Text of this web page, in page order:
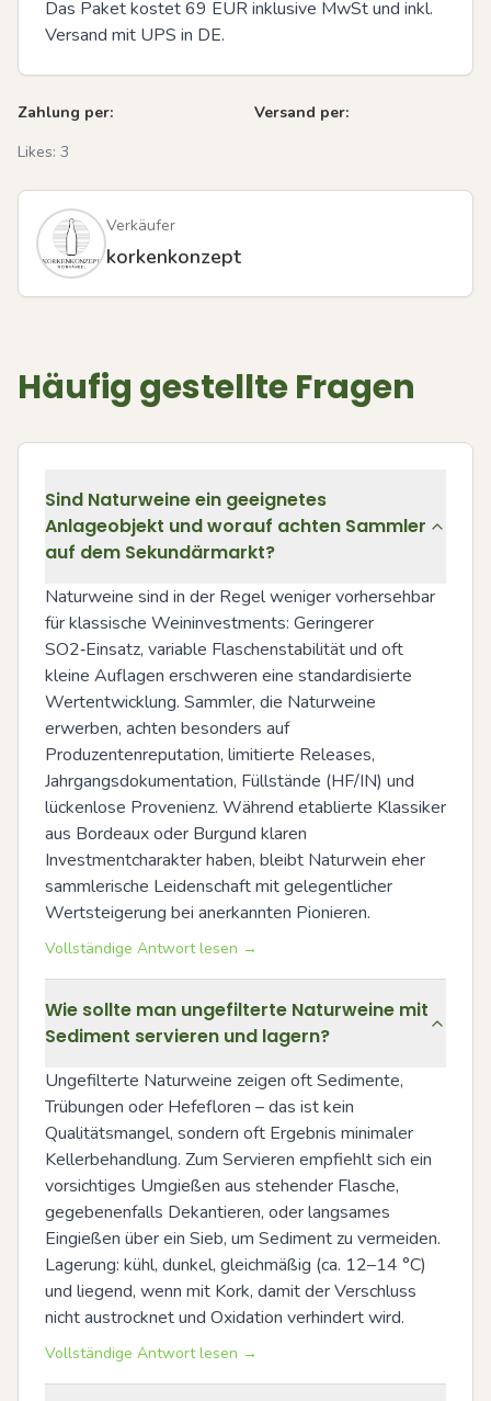
Das Paket kostet 69 EUR inklusive MwSt und inkl.
Versand mit UPS in DE.
Zahlung per:
Versand per:
Likes: 3
Verkäufer
korkenkonzept
Häufig gestellte Fragen
Sind Naturweine ein geeignetes
Anlageobjekt und worauf achten Sammler
auf dem Sekundärmarkt?
Naturweine sind in der Regel weniger vorhersehbar
für klassische Weininvestments: Geringerer
SO2‑Einsatz, variable Flaschenstabilität und oft
kleine Auflagen erschweren eine standardisierte
Wertentwicklung. Sammler, die Naturweine
erwerben, achten besonders auf
Produzentenreputation, limitierte Releases,
Jahrgangsdokumentation, Füllstände (HF/IN) und
lückenlose Provenienz. Während etablierte Klassiker
aus Bordeaux oder Burgund klaren
Investmentcharakter haben, bleibt Naturwein eher
sammlerische Leidenschaft mit gelegentlicher
Wertsteigerung bei anerkannten Pionieren.
Vollständige Antwort lesen →
Wie sollte man ungefilterte Naturweine mit
Sediment servieren und lagern?
Ungefilterte Naturweine zeigen oft Sedimente,
Trübungen oder Hefefloren – das ist kein
Qualitätsmangel, sondern oft Ergebnis minimaler
Kellerbehandlung. Zum Servieren empfiehlt sich ein
vorsichtiges Umgießen aus stehender Flasche,
gegebenenfalls Dekantieren, oder langsames
Eingießen über ein Sieb, um Sediment zu vermeiden.
Lagerung: kühl, dunkel, gleichmäßig (ca. 12–14 °C)
und liegend, wenn mit Kork, damit der Verschluss
nicht austrocknet und Oxidation verhindert wird.
Vollständige Antwort lesen →